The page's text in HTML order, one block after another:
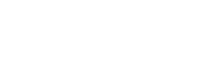
Sie bitte direkt dem Artikel.